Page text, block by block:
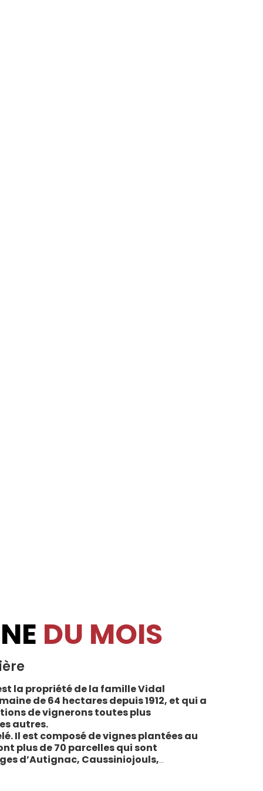
DU MOIS
la propriété de la famille Vidal
de 64 hectares depuis 1912, et qui a
de vignerons toutes plus
autres.
Il est composé de vignes plantées au
plus de 70 parcelles qui sont
d’Autignac, Caussiniojouls,
de l’aire de l’Appellation. La grande